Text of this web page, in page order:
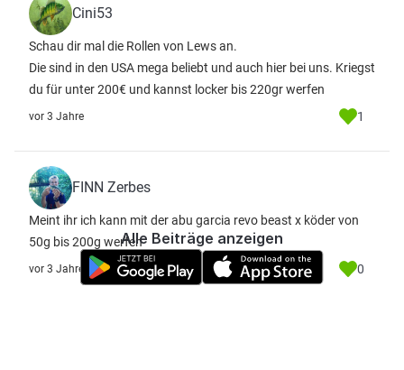
Cini53
Schau dir mal die Rollen von Lews an.
Die sind in den USA mega beliebt und auch hier bei uns. Kriegst
du für unter 200€ und kannst locker bis 220gr werfen
vor 3 Jahre 1
FINN Zerbes
Meint ihr ich kann mit der abu garcia revo beast x köder von
50g bis 200g werfen
vor 3 Jahre 0
Alle Beiträge anzeigen